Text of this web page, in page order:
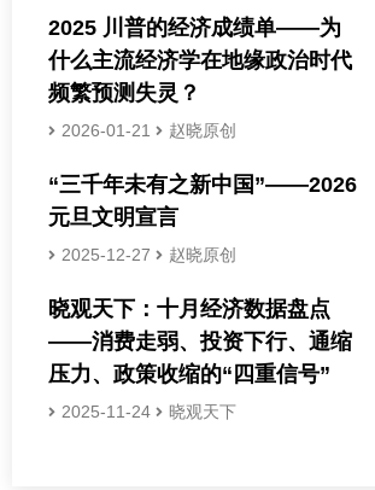
2025 川普的经济成绩单——为
什么主流经济学在地缘政治时代
频繁预测失灵？
2026-01-21 赵晓原创
“三千年未有之新中国”——2026
元旦文明宣言
2025-12-27 赵晓原创
晓观天下：十月经济数据盘点
——消费走弱、投资下行、通缩
压力、政策收缩的“四重信号”
2025-11-24 晓观天下